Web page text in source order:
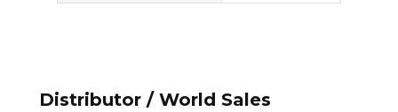
Distributor / World Sales